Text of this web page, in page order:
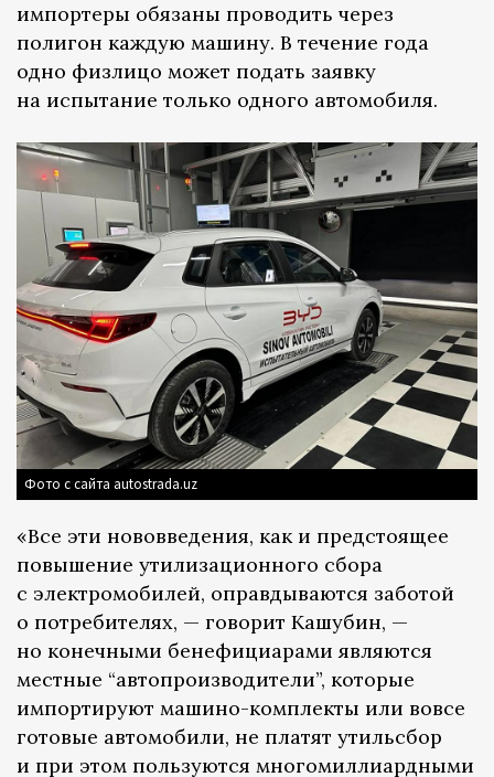
импортеры обязаны проводить через
полигон каждую машину. В течение года
одно физлицо может подать заявку
на испытание только одного автомобиля.
Фото с сайта autostrada.uz
«Все эти нововведения, как и предстоящее
повышение утилизационного сбора
с электромобилей, оправдываются заботой
о потребителях, — говорит Кашубин, —
но конечными бенефициарами являются
местные “автопроизводители”, которые
импортируют машино-комплекты или вовсе
готовые автомобили, не платят утильсбор
и при этом пользуются многомиллиардными